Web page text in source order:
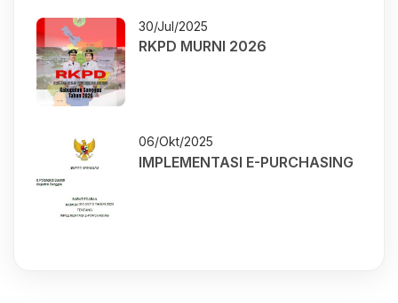
30/Jul/2025
RKPD MURNI 2026
06/Okt/2025
IMPLEMENTASI E-PURCHASING